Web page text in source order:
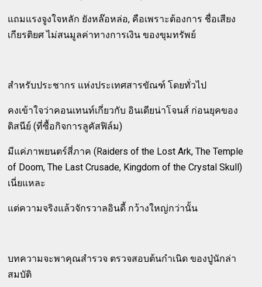
แถมแรงจูงใจหลัก ยังหล๊อหล่อ, คือเพราะต้องการ ชื่อเสียง
เกียรติยศ ไม่สนมูลค่าทางการเงิน ของขุมทรัพย์
สำหรับประชากร แห่งประเทศสารขัณฑ์ โดยทั่วไป
คงเข้าใจว่าคอนเทนท์เกี่ยวกับ อินเดียน่าโจนส์ ก่อนยุคของ
ดิสนีย์ (ที่ซื้อกิจการลูคัสฟิล์ม)
มีแค่ภาพยนตร์สี่ภาค (Raiders of the Lost Ark, The Temple
of Doom, The Last Crusade, Kingdom of the Crystal Skull)
เนี่ยแหละ
แต่ความจริงแล้วจักรวาลอินดี้ กว้างใหญ่กว่านั้น
บทความจะพาคุณสำรวจ ตรวจสอบต้นกำเนิด ของปู่นักล่า
สมบัติ